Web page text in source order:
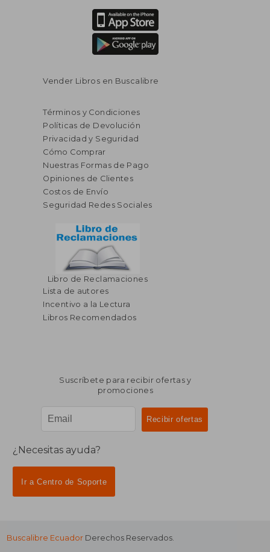
Vender Libros en Buscalibre
Términos y Condiciones
Políticas de Devolución
Privacidad y Seguridad
Cómo Comprar
Nuestras Formas de Pago
Opiniones de Clientes
Costos de Envío
Seguridad Redes Sociales
Libro de Reclamaciones
Lista de autores
Incentivo a la Lectura
Libros Recomendados
Suscríbete para recibir ofertas y
promociones
¿Necesitas ayuda?
Ir a Centro de Soporte
Buscalibre Ecuador Derechos Reservados.